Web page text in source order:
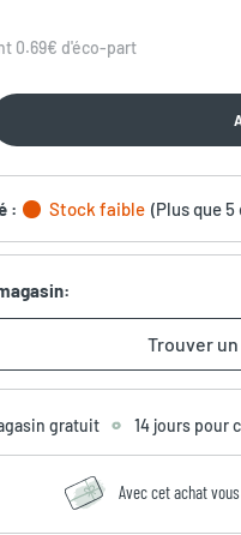
0.69€ d'éco-part
: Stock faible (Plus que5
:
Trouver
gratuit 14 jours pour
Avec cet achat